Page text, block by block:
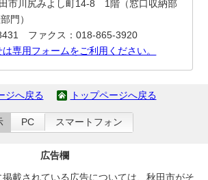
市川尻みよし町14-8 1階（窓口収納部
門）
ファクス：018-865-3920
専用フォームをご利用ください。
ジへ戻る トップページへ戻る
PC スマートフォン
広告欄
載されている広告については、秋田市がそ